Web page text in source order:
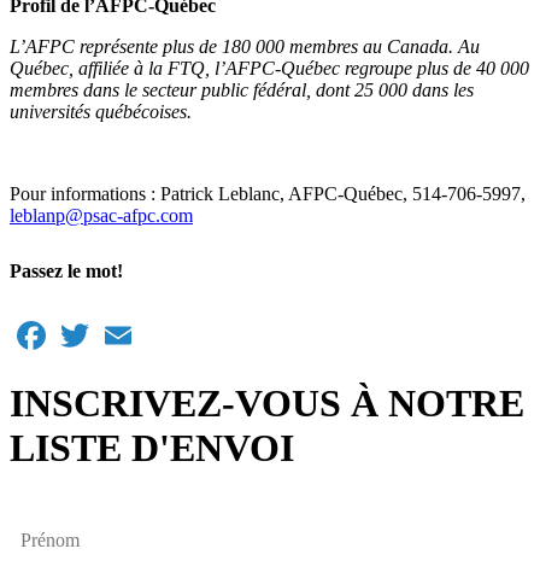
Profil de l’AFPC-Québec
L’AFPC représente plus de 180 000 membres au Canada. Au
Québec, affiliée à la FTQ, l’AFPC‑Québec regroupe plus de 40 000
membres dans le secteur public fédéral, dont 25 000 dans les
universités québécoises.
Pour informations : Patrick Leblanc, AFPC-Québec, 514-706-5997,
leblanp@psac-afpc.com
Passez le mot!
Facebook
Twitter
INSCRIVEZ-VOUS À NOTRE
LISTE D'ENVOI